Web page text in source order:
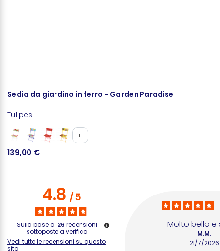
Sedia da giardino in ferro - Garden Paradise
Tulipes
+1
139,00 €
4.8/5
Sulla base di 26 recensioni
sottoposte a verifica
Vedi tutte le recensioni su questo
sito
Molto bello e
21/7/2026
M.M.